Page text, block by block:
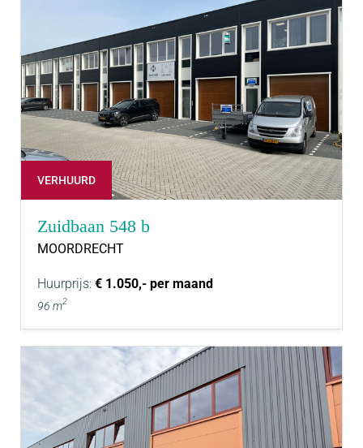
VERHUURD
Zuidbaan 548 b
MOORDRECHT
Huurprijs: € 1.050,- per maand
96 m2